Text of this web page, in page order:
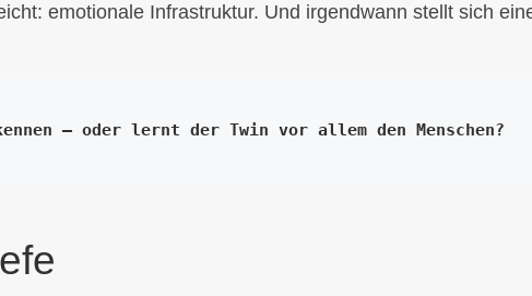
emotionale Infrastruktur. Und irgendwann stellt sich
— oder lernt der Twin vor allem den Menschen?